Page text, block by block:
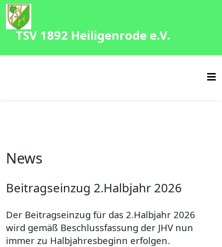
TSV 1892 Heiligenrode e.V.
News
Beitragseinzug 2.Halbjahr 2026
Der Beitragseinzug für das 2.Halbjahr 2026
wird gemäß Beschlussfassung der JHV nun
immer zu Halbjahresbeginn erfolgen.